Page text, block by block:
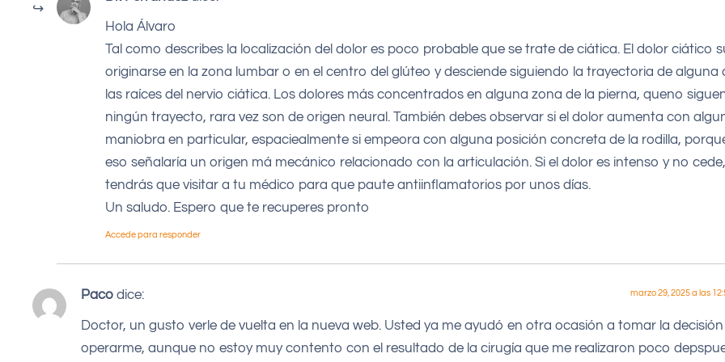
Hola Álvaro
Tal como describes la localización del dolor es poco probable que se trate de ciática. El dolor ciático
originarse en la zona lumbar o en el centro del glúteo y desciende siguiendo la trayectoria de alguna
las raíces del nervio ciática. Los dolores más concentrados en alguna zona de la pierna, queno
ningún trayecto, rara vez son de origen neural. También debes observar si el dolor aumenta con
maniobra en particular, espaciealmente si empeora con alguna posición concreta de la rodilla,
eso señalaría un origen má mecánico relacionado con la articulación. Si el dolor es intenso y no cede,
tendrás que visitar a tu médico para que paute antiinflamatorios por unos días.
Un saludo. Espero que te recuperes pronto
Accede para responder
Paco dice: marzo 29, 2025 a las
Doctor, un gusto verle de vuelta en la nueva web. Usted ya me ayudó en otra ocasión a tomar la
operarme, aunque no estoy muy contento con el resultado de la cirugía que me realizaron poco